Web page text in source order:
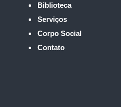
Biblioteca
Serviços
Corpo Social
Contato